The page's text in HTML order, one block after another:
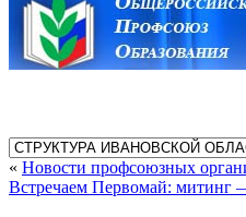
« Новости профсоюзных
Встречаем Первомай: митинг